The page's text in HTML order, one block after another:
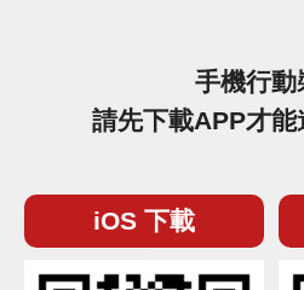
手機行動
請先下載APP才
iOS 下載